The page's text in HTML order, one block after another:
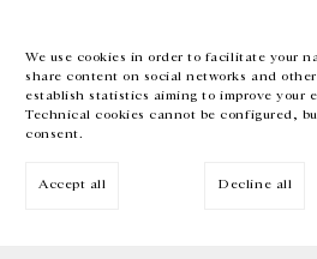
We use cookies in order to facilitate your
share content on social networks and
establish statistics aiming to improve your
Technical cookies cannot be configured,
consent.
Accept all Decline all
EN FR 中文 Facebook Instagram
Inscrivez-vous à notre newsletter